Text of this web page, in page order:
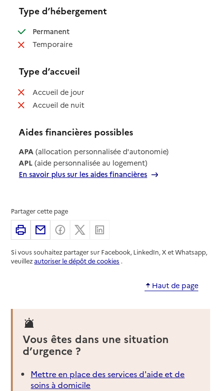
Type d’hébergement
Permanent: disponible
Temporaire: non disponible
Type d’accueil
Accueil de jour: non disponible
Accueil de nuit: non disponible
Aides financières possibles
APA (allocation personnalisée d'autonomie)
APL (aide personnalisée au logement)
En savoir plus sur les aides financières
Partager cette page
ImprimerPartager par email
Partager sur Facebook
Partager sur X
Si vous souhaitez partager sur Facebook, LinkedIn, X et Whatsapp,
veuillezautoriser le dépôt de cookies .
Haut de page
Vous êtes dans une situation
d’urgence ?
Mettre en place des services d'aide et de
soins à domicile